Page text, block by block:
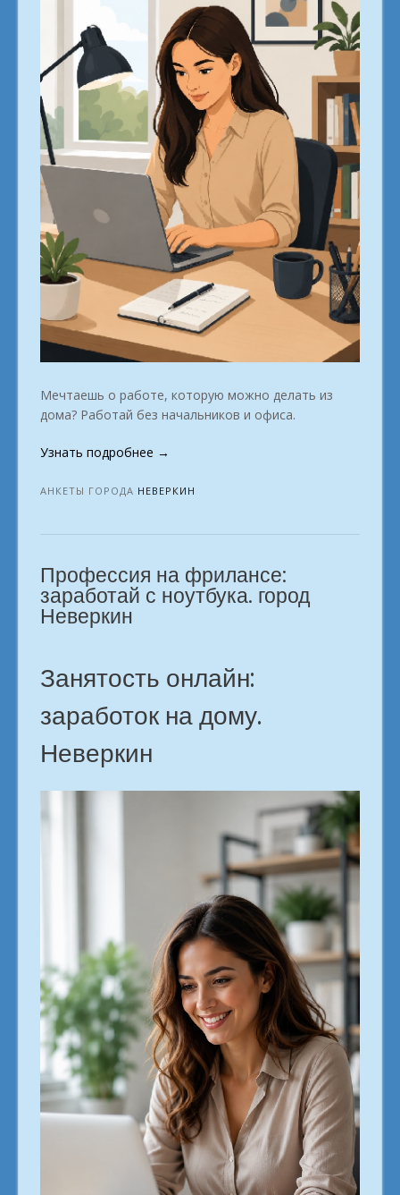
Мечтаешь о работе, которую можно делать из
дома? Работай без начальников и офиса.
Узнать подробнее «Популярные
профессии,
приносят
Неверкин»
→
АНКЕТЫ ГОРОДА НЕВЕРКИН
Профессия на фрилансе:
заработай с ноутбука. город
Неверкин
Занятость онлайн:
заработок на дому.
Неверкин